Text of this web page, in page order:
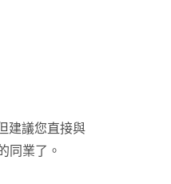
建議您直接與
同業了。